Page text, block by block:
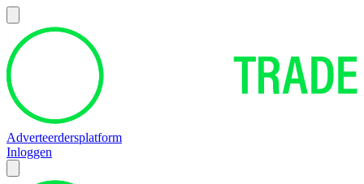
Adverteerdersplatform
Inloggen